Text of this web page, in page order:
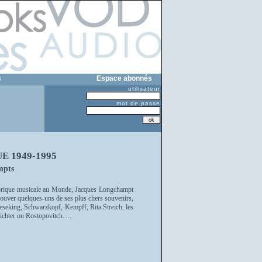
Espace abonnés
utilisateur
mot de passe
1949-1995
musicale au Monde, Jacques Longchampt
quelques-uns de ses plus chers souvenirs,
Schwarzkopf, Kempff, Rita Streich, les
ou Rostopovitch….